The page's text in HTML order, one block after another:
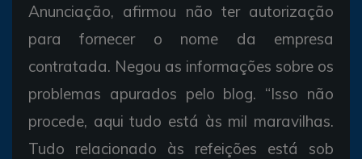
Anunciação, afirmou não ter autorização
para fornecer o nome da empresa
contratada. Negou as informações sobre os
problemas apurados pelo blog. “Isso não
procede, aqui tudo está às mil maravilhas.
Tudo relacionado às refeições está sob